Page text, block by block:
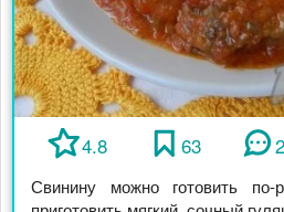
4.8 63 2
Свинину можно готовить